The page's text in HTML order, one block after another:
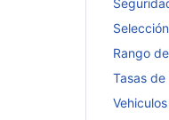
Rango
Tasas